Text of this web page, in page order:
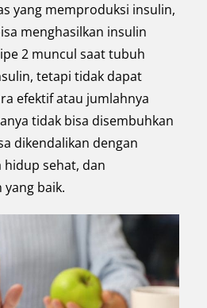
yang memproduksi insulin,
menghasilkan insulin
2 muncul saat tubuh
tetapi tidak dapat
efektif atau jumlahnya
tidak bisa disembuhkan
dikendalikan dengan
sehat, dan
baik.